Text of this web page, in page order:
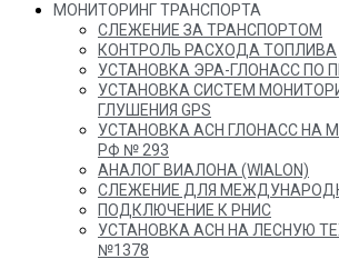
МОНИТОРИНГ ТРАНСПОРТА
СЛЕЖЕНИЕ ЗА ТРАНСПОРТОМ
КОНТРОЛЬ РАСХОДА ТОПЛИВА
УСТАНОВКА ЭРА-ГЛОНАСС ПО
УСТАНОВКА СИСТЕМ
ГЛУШЕНИЯ GPS
УСТАНОВКА АСН ГЛОНАСС НА
РФ № 293
АНАЛОГ ВИАЛОНА (WIALON)
СЛЕЖЕНИЕ ДЛЯ
ПОДКЛЮЧЕНИЕ К РНИС
УСТАНОВКА АСН НА ЛЕСНУЮ
№1378